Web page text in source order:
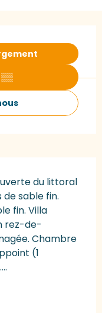
▒▒
du littoral
sable fin.
fin. Villa
rez-de-
Chambre
(1